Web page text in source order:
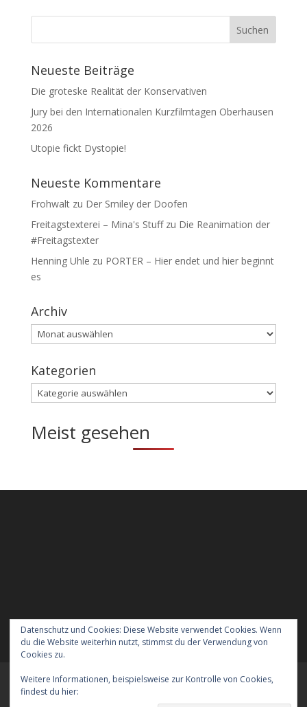
Neueste Beiträge
Die groteske Realität der Konservativen
Jury bei den Internationalen Kurzfilmtagen Oberhausen
2026
Utopie fickt Dystopie!
Neueste Kommentare
Frohwaltzu Der Smiley der Doofen
Freitagstexterei – Mina's Stuffzu Die Reanimation der
#Freitagstexter
Henning Uhle zu PORTER – Hier endet und hier beginnt
es
Archiv
Archiv
Kategorien
Kategorien
Meist gesehen
Datenschutz und Cookies: Diese Website verwendet Cookies. Wenn
du die Website weiterhin nutzt, stimmst du der Verwendung von
Cookies zu.
Weitere Informationen, beispielsweise zur Kontrolle von Cookies,
findest du hier:
Meraner Höhenweg wandern mit Hund
Verreisen mit Hund nach England